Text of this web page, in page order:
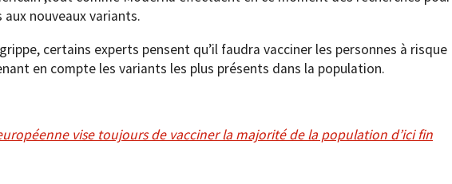
nouveaux variants.
certains experts pensent qu’il faudra vacciner les personnes à risque
en compte les variants les plus présents dans la population.
vise toujours de vacciner la majorité de la population d’ici fin